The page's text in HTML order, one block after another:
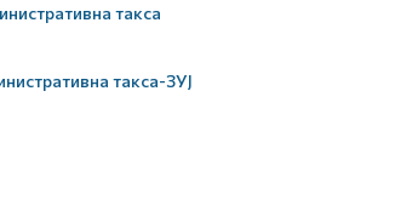
такса
такса-ЗУЈ